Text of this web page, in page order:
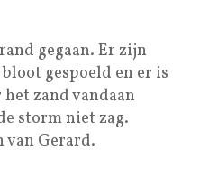
gegaan. Er zijn
gespoeld en er is
zand vandaan
storm niet zag.
van Gerard.